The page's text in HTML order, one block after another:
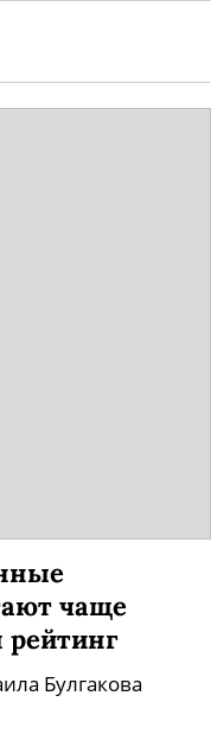
чаще
рейтинг
Булгакова